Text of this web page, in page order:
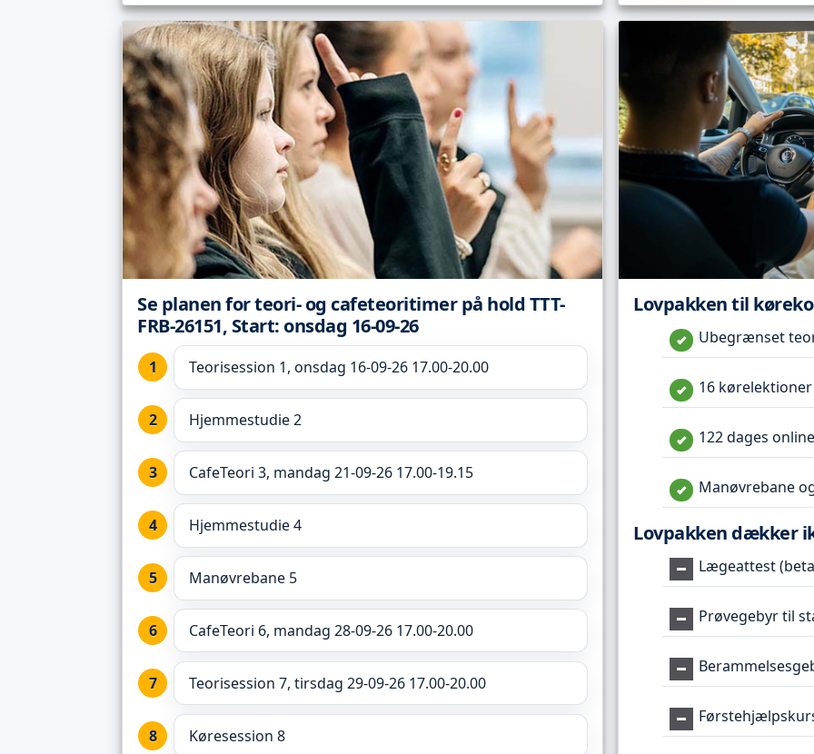
Se planen for teori- og cafeteoritimer på hold TTT-
FRB-26151, Start: onsdag 16-09-26
Teorisession 1, onsdag 16-09-26 17.00-20.00
Hjemmestudie 2
CafeTeori 3, mandag 21-09-26 17.00-19.15
Hjemmestudie 4
Manøvrebane 5
CafeTeori 6, mandag 28-09-26 17.00-20.00
Teorisession 7, tirsdag 29-09-26 17.00-20.00
Køresession 8
Lovpakken til
Ubegrænset
16 kørelektioner
122 dages
Manøvrebane
Lovpakken dækker
Lægeattest
Prøvegebyr til